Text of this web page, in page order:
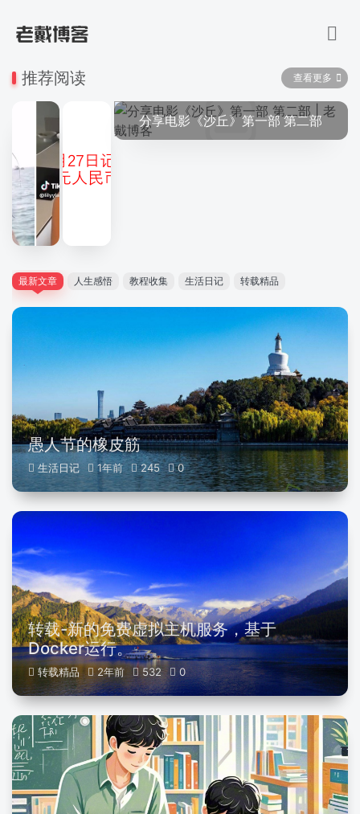
推荐阅读 查看更多
分享电影《沙丘》第一部 第二部
最新文章 人生感悟 教程收集 生活日记 转载精品
愚人节的橡皮筋
生活日记 1年前 245 0
转载-新的免费虚拟主机服务，基于
Docker运行。
转载精品 2年前 532 0